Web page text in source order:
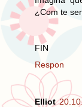
¿Com te
FIN
Respon
Elliot